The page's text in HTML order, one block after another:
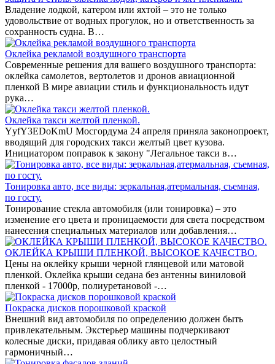
Владение лодкой, катером или яхтой – это не только
удовольствие от водных прогулок, но и ответственность за
сохранность судна. В…
Оклейка рекламой воздушного транспорта
Современные решения для вашего воздушного транспорта:
оклейка самолетов, вертолетов и дронов авиационной
пленкой В мире авиации стиль и функциональность идут
рука…
Оклейка такси желтой пленкой.
YyfY3EDoKmU Мосгордума 24 апреля приняла законопроект,
вводящий для городских такси желтый цвет кузова.
Инициатором поправок к закону "Легальное такси в…
Тонировка авто, все виды: зеркальная,атермальная, съемная,
по госту.
Тонирование стекла автомобиля (или тонировка) – это
изменение его цвета и проницаемости для света посредством
нанесения специальных материалов или добавления…
ОКЛЕЙКА КРЫШИ ПЛЕНКОЙ, ВЫСОКОЕ КАЧЕСТВО.
Цены на оклейку крыши черной глянцевой или матовой
пленкой. Оклейка крыши седана без антенны виниловой
пленкой - 17000р, полиуретановой -…
Покраска дисков порошковой краской
Внешний вид автомобиля по определению должен быть
привлекательным. Экстерьер машины подчеркивают
колесные диски, придавая облику авто целостный
гармоничный…